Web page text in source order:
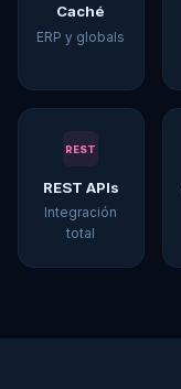
Caché
ERP y globals
REST
REST APIs
Integración
total